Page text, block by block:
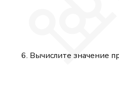
Вычислите значение